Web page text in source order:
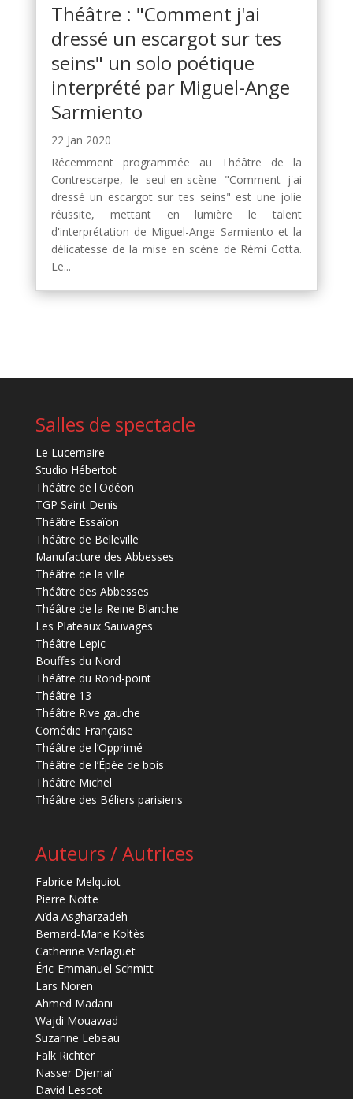
Théâtre : "Comment j'ai
dressé un escargot sur tes
seins" un solo poétique
interprété par Miguel-Ange
Sarmiento
22 Jan 2020
Récemment programmée au Théâtre de la
Contrescarpe, le seul-en-scène "Comment j'ai
dressé un escargot sur tes seins" est une jolie
réussite, mettant en lumière le talent
d'interprétation de Miguel-Ange Sarmiento et la
délicatesse de la mise en scène de Rémi Cotta.
Le...
Salles de spectacle
Le Lucernaire
Studio Hébertot
Théâtre de l'Odéon
TGP Saint Denis
Théâtre Essaïon
Théâtre de Belleville
Manufacture des Abbesses
Théâtre de la ville
Théâtre des Abbesses
Théâtre de la Reine Blanche
Les Plateaux Sauvages
Théâtre Lepic
Bouffes du Nord
Théâtre du Rond-point
Théâtre 13
Théâtre Rive gauche
Comédie Française
Théâtre de l’Opprimé
Théâtre de l’Épée de bois
Théâtre Michel
Théâtre des Béliers parisiens
Auteurs / Autrices
Fabrice Melquiot
Pierre Notte
Aïda Asgharzadeh
Bernard-Marie Koltès
Catherine Verlaguet
Éric-Emmanuel Schmitt
Lars Noren
Ahmed Madani
Wajdi Mouawad
Suzanne Lebeau
Falk Richter
Nasser Djemaï
David Lescot